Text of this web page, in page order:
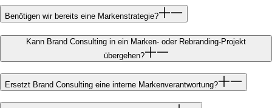
Benötigen wir bereits eine Markenstrategie?
Kann Brand Consulting in ein Marken- oder Rebranding-Projekt
übergehen?
Ersetzt Brand Consulting eine interne Markenverantwortung?